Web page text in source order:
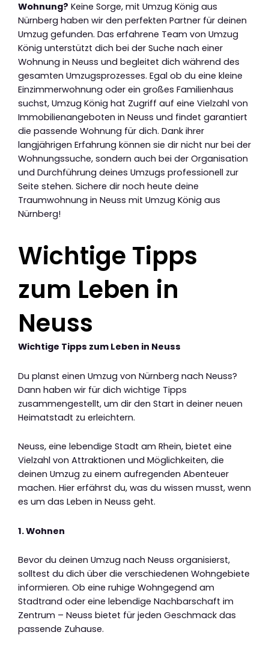
Wohnung? Keine Sorge, mit Umzug König aus
Nürnberg haben wir den perfekten Partner für deinen
Umzug gefunden. Das erfahrene Team von Umzug
König unterstützt dich bei der Suche nach einer
Wohnung in Neuss und begleitet dich während des
gesamten Umzugsprozesses. Egal ob du eine kleine
Einzimmerwohnung oder ein großes Familienhaus
suchst, Umzug König hat Zugriff auf eine Vielzahl von
Immobilienangeboten in Neuss und findet garantiert
die passende Wohnung für dich. Dank ihrer
langjährigen Erfahrung können sie dir nicht nur bei der
Wohnungssuche, sondern auch bei der Organisation
und Durchführung deines Umzugs professionell zur
Seite stehen. Sichere dir noch heute deine
Traumwohnung in Neuss mit Umzug König aus
Nürnberg!
Wichtige Tipps
zum Leben in
Neuss
Wichtige Tipps zum Leben in Neuss
Du planst einen Umzug von Nürnberg nach Neuss?
Dann haben wir für dich wichtige Tipps
zusammengestellt, um dir den Start in deiner neuen
Heimatstadt zu erleichtern.
Neuss, eine lebendige Stadt am Rhein, bietet eine
Vielzahl von Attraktionen und Möglichkeiten, die
deinen Umzug zu einem aufregenden Abenteuer
machen. Hier erfährst du, was du wissen musst, wenn
es um das Leben in Neuss geht.
1. Wohnen
Bevor du deinen Umzug nach Neuss organisierst,
solltest du dich über die verschiedenen Wohngebiete
informieren. Ob eine ruhige Wohngegend am
Stadtrand oder eine lebendige Nachbarschaft im
Zentrum – Neuss bietet für jeden Geschmack das
passende Zuhause.